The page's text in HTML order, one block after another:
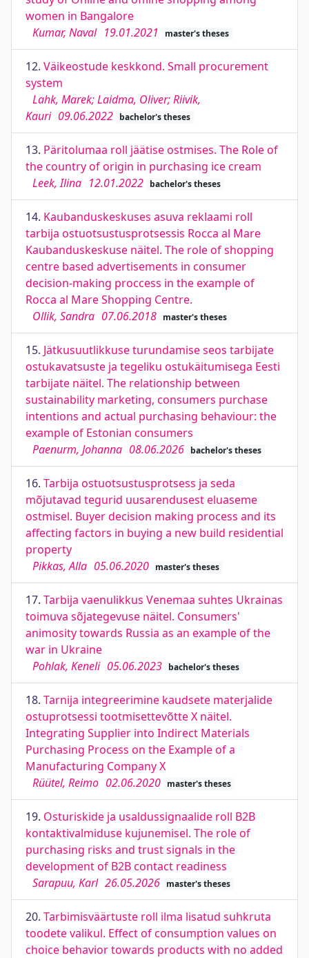
women in Bangalore
Kumar, Naval 19.01.2021 master's theses
12. Väikeostude keskkond. Small procurement
system
Lahk, Marek; Laidma, Oliver; Riivik,
Kauri 09.06.2022 bachelor's theses
13. Päritolumaa roll jäätise ostmises. The Role of
the country of origin in purchasing ice cream
Leek, Ilina 12.01.2022 bachelor's theses
14. Kaubanduskeskuses asuva reklaami roll
tarbija ostuotsustusprotsessis Rocca al Mare
Kaubanduskeskuse näitel. The role of shopping
centre based advertisements in consumer
decision-making proccess in the example of
Rocca al Mare Shopping Centre.
Ollik, Sandra 07.06.2018 master's theses
15. Jätkusuutlikkuse turundamise seos tarbijate
ostukavatsuste ja tegeliku ostukäitumisega Eesti
tarbijate näitel. The relationship between
sustainability marketing, consumers purchase
intentions and actual purchasing behaviour: the
example of Estonian consumers
Paenurm, Johanna 08.06.2026 bachelor's theses
16. Tarbija ostuotsustusprotsess ja seda
mõjutavad tegurid uusarendusest eluaseme
ostmisel. Buyer decision making process and its
affecting factors in buying a new build residential
property
Pikkas, Alla 05.06.2020 master's theses
17. Tarbija vaenulikkus Venemaa suhtes Ukrainas
toimuva sõjategevuse näitel. Consumers'
animosity towards Russia as an example of the
war in Ukraine
Pohlak, Keneli 05.06.2023 bachelor's theses
18. Tarnija integreerimine kaudsete materjalide
ostuprotsessi tootmisettevõtte X näitel.
Integrating Supplier into Indirect Materials
Purchasing Process on the Example of a
Manufacturing Company X
Rüütel, Reimo 02.06.2020 master's theses
19. Osturiskide ja usaldussignaalide roll B2B
kontaktivalmiduse kujunemisel. The role of
purchasing risks and trust signals in the
development of B2B contact readiness
Sarapuu, Karl 26.05.2026 master's theses
20. Tarbimisväärtuste roll ilma lisatud suhkruta
toodete valikul. Effect of consumption values on
choice behavior towards products with no added